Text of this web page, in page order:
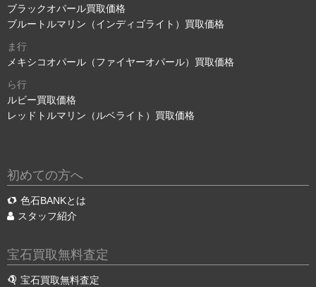
ブラックオパール買取価格
ブルートルマリン（インディゴライト）買取価格
ま行
メキシコオパール（ファイヤーオパール）買取価格
ら行
ルビー買取価格
レッドトルマリン（ルベライト）買取価格
初めての方へ
色石BANKとは
スタッフ紹介
宝石買取無料査定
宝石買取無料査定